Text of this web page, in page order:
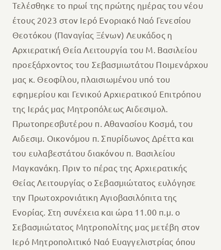
Τελέσθηκε το πρωί της πρώτης ημέρας του νέου
έτους 2023 στον Ιερό Ενοριακό Ναό Γενεσίου
Θεοτόκου (Παναγίας Ξένων) Λευκάδος η
Αρχιερατική Θεία Λειτουργία του Μ. Βασιλείου
προεξάρχοντος του Σεβασμιωτάτου Ποιμενάρχου
μας κ. Θεοφίλου, πλαισιωμένου υπό του
εφημερίου και Γενικού Αρχιερατικού Επιτρόπου
της Ιεράς μας Μητροπόλεως Αιδεσιμολ.
Πρωτοπρεσβυτέρου π. Αθανασίου Κοσμά, του
Αιδεσιμ. Οικονόμου π. Σπυρίδωνος Δρέττα και
του ευλαβεστάτου διακόνου π. Βασιλείου
Μαγκανάκη. Πριν το πέρας της Αρχιερατικής
Θείας Λειτουργίας ο Σεβασμιώτατος ευλόγησε
την Πρωτοχρονιάτικη Αγιοβασιλόπιτα της
Ενορίας. Στη συνέχεια και ώρα 11.00 π.μ. ο
Σεβασμιώτατος Μητροπολίτης μας μετέβη στον
Ιερό Μητροπολιτικό Ναό Ευαγγελιστρίας όπου